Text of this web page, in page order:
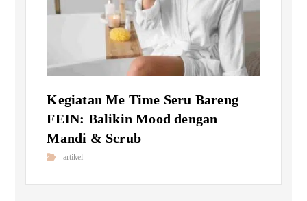
Kegiatan Me Time Seru Bareng
FEIN: Balikin Mood dengan
Mandi & Scrub
artikel